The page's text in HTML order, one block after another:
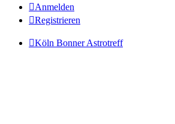
Anmelden
Registrieren
Köln Bonner Astrotreff